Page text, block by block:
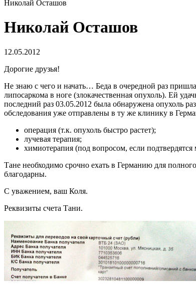
Николай Осташов
Николай Осташов
12.05.2012
Дорогие друзья!
Не знаю с чего и начать… Беда в очередной раз
липосаркома в ноге (злокачественная опухоль). Ей
последний раз 03.05.2012 была обнаружена опухоль
обследования уже отправлены в ту же клинику в
операция (т.к. опухоль быстро растет);
лучевая терапия;
химиотерапия (под вопросом, если подтвердятся
Тане необходимо срочно ехать в Германию для
благодарны.
С уважением, ваш Коля.
Реквизиты счета Тани.